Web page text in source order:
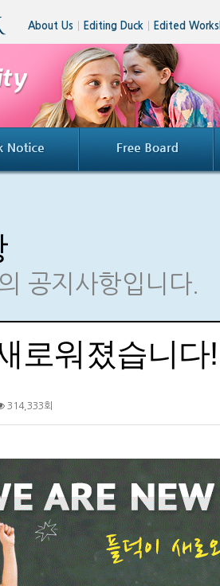
About Us Editing Duck Edited
공지사항입니다.
로워졌습니다!
314,333회